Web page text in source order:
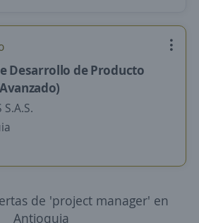
Desarrollo de Producto
S.A.S.
de 'project manager' en
Antioquia